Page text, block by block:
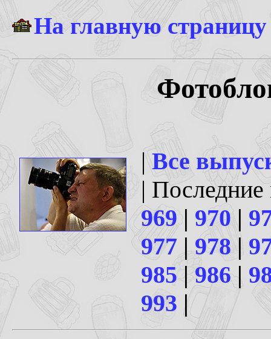
На главную
|Все
|
969| 970|
977 | 978 |
985 | 986|
993 |